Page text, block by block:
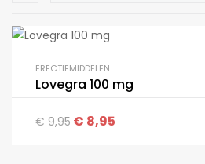
ERECTIEMIDDELEN
Lovegra 100 mg
€9,95 € 8,95